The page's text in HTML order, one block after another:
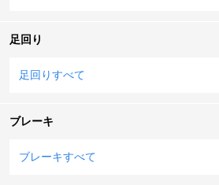
足回り
足回りすべて
ブレーキ
ブレーキすべて